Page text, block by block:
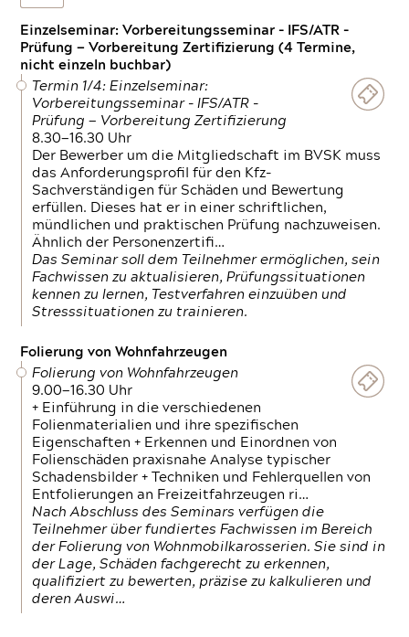
Einzelseminar: Vorbereitungsseminar - IFS/ATR -
Prüfung — Vorbereitung Zertifizierung (4 Termine,
nicht einzeln buchbar)
Termin 1/4: Einzelseminar:
Vorbereitungsseminar - IFS/ATR -
Prüfung — Vorbereitung Zertifizierung
8.30—16.30 Uhr
Der Bewerber um die Mitgliedschaft im BVSK muss
das Anforderungsprofil für den Kfz-
Sachverständigen für Schäden und Bewertung
erfüllen. Dieses hat er in einer schriftlichen,
mündlichen und praktischen Prüfung nachzuweisen.
Ähnlich der Personenzertifi…
Das Seminar soll dem Teilnehmer ermöglichen, sein
Fachwissen zu aktualisieren, Prüfungssituationen
kennen zu lernen, Testverfahren einzuüben und
Stresssituationen zu trainieren.
Folierung von Wohnfahrzeugen
Folierung von Wohnfahrzeugen
9.00—16.30 Uhr
+ Einführung in die verschiedenen
Folienmaterialien und ihre spezifischen
Eigenschaften + Erkennen und Einordnen von
Folienschäden praxisnahe Analyse typischer
Schadensbilder + Techniken und Fehlerquellen von
Entfolierungen an Freizeitfahrzeugen ri…
Nach Abschluss des Seminars verfügen die
Teilnehmer über fundiertes Fachwissen im Bereich
der Folierung von Wohnmobilkarosserien. Sie sind in
der Lage, Schäden fachgerecht zu erkennen,
qualifiziert zu bewerten, präzise zu kalkulieren und
deren Auswi…